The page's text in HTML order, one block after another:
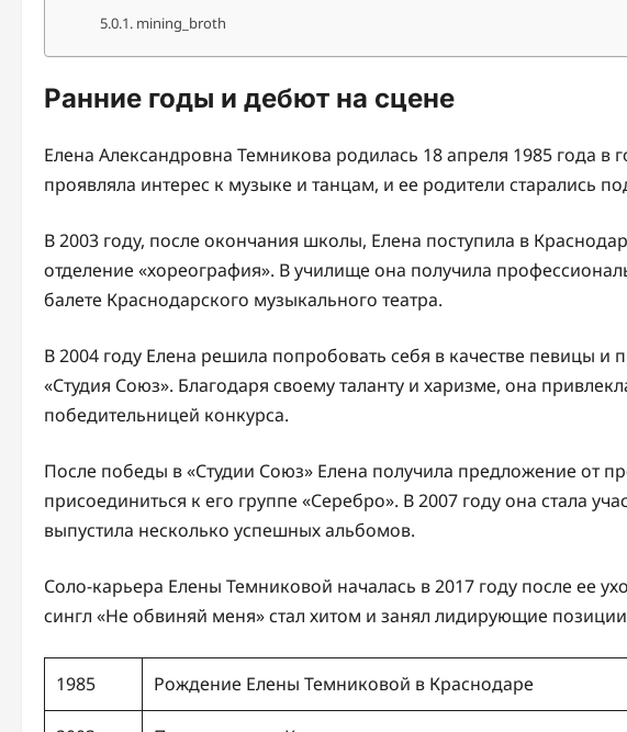
mining_broth
Ранние годы и дебют на сцене
Елена Александровна Темникова родилась 18 апреля 1985 года в
проявляла интерес к музыке и танцам, и ее родители старались
В 2003 году, после окончания школы, Елена поступила в
отделение «хореография». В училище она получила
балете Краснодарского музыкального театра.
В 2004 году Елена решила попробовать себя в качестве певицы и
«Студия Союз». Благодаря своему таланту и харизме, она
победительницей конкурса.
После победы в «Студии Союз» Елена получила предложение от
присоединиться к его группе «Серебро». В 2007 году она стала
выпустила несколько успешных альбомов.
Соло-карьера Елены Темниковой началась в 2017 году после ее
сингл «Не обвиняй меня» стал хитом и занял лидирующие
1985 Рождение Елены Темниковой в Краснодаре